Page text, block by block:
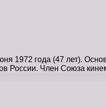
1972 года (47 лет).
России. Член Союза